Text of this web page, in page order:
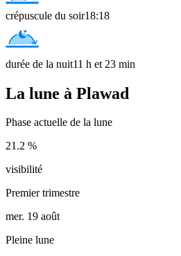
crépuscule du soir18:18
durée de la nuit11 h et 23 min
La lune à Plawad
Phase actuelle de la lune
21.2 %
visibilité
Premier trimestre
mer. 19 août
Pleine lune